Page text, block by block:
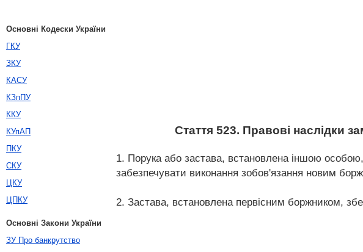
Стаття 523. Правові наслідки
1. Порука або застава, встановлена іншою
забезпечувати виконання зобов'язання новим
2. Застава, встановлена первісним боржником,
Основні Кодески України
ГКУ
ЗКУ
КАСУ
КЗпПУ
ККУ
КУпАП
ПКУ
СКУ
ЦКУ
ЦПКУ
Основні Закони України
ЗУ Про банкрутство